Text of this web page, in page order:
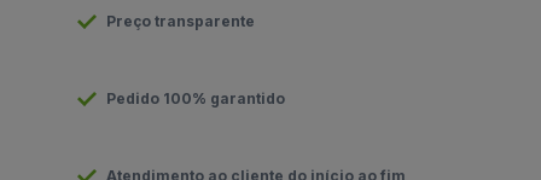
Preço transparente
Pedido 100% garantido
Atendimento ao cliente do início ao fim